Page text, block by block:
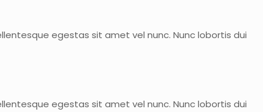
egestas sit amet vel nunc. Nunc lobortis dui
egestas sit amet vel nunc. Nunc lobortis dui